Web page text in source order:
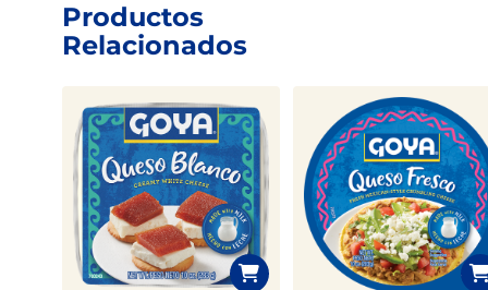
Productos
Relacionados